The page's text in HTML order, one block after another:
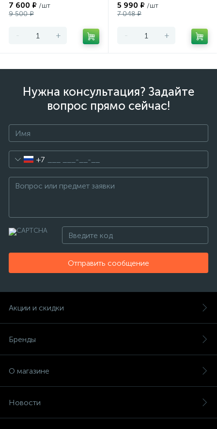
7 600 ₽ /шт
9 500 ₽
- +
5 990 ₽ /шт
7 048 ₽
- +
Нужна консультация? Задайте
вопрос прямо сейчас!
+7
Отправить сообщение
Акции и скидки
Бренды
О магазине
Новости